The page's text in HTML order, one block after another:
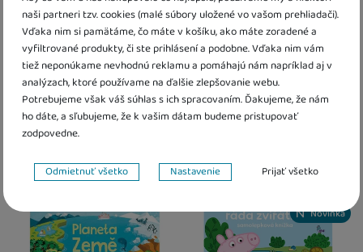
naši partneri tzv. cookies (malé súbory uložené vo vašom prehliadači).
Vďaka nim si pamätáme, čo máte v košíku, ako máte zoradené a
vyfiltrované produkty, či ste prihlásení a podobne. Vďaka nim vám
tiež neponúkame nevhodnú reklamu a pomáhajú nám napríklad aj v
analýzach, ktoré používame na ďalšie zlepšovanie webu.
Potrebujeme však váš súhlas s ich spracovaním. Ďakujeme, že nám
ho dáte, a sľubujeme, že k vašim dátam budeme pristupovať
zodpovedne.
Nastavenie súhlasov s kategóriami cookies
VŽDY AKTÍVNE
Odmietnuť všetko Nastavenie Prijať všetko
1000 samolepiek s aktivitami
- Autá
7,50€
6,75€s kódemJM10
Skladom
skladem 1 ks:Osobný odber vo výdajnom mieste
11. 8.
U Vás doma12. 8.
U Vás doma18. 8.
Rozprávaj rozprávku -
Popoluška
3,70€
3,33€s kódemJM10
Skladom
skladem 1 ks
Osobný odber vo
U Vás doma
Osobný odber vo
U Vás doma18. 8.
Obľúbené
Obľúbené
Novinka